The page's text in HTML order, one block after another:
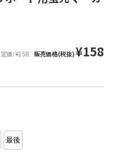
定価: ¥158 販売価格(税抜)¥158
最後